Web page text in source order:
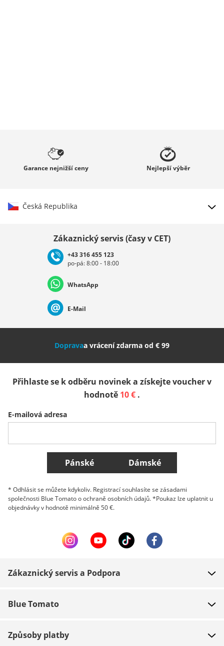
Garance nejnižší ceny Nejlepšívýběr
Česká Republika
Deutschland Österreich
Nederland Italia (Italiano) Italien (Deutsch)
Slovenija
Belgique (Français) Danmark Norge
Všechny země
Zákaznický servis (časy v CET)
+43 316 455 123
po-pá: 8:00 - 18:00
WhatsApp
E-Mail
Dopravaa vrácení zdarma od € 99
Přihlaste se k odběru novinek a získejte voucher v
hodnotě 10 € .
E-mailová adresa
Pánské Dámské
* Odhlásit se můžete kdykoliv. Registrací souhlasíte se zásadami
společnosti Blue Tomato o ochraně osobních údajů. *Poukaz lze uplatnit u
objednávky v hodnotě minimálně 50 €.
Zákaznický servis a Podpora
Platba
Blue Tomato
Způsoby platby